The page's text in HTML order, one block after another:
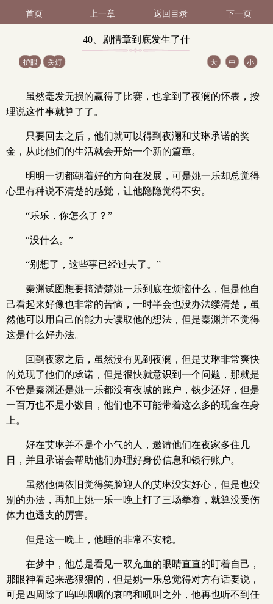
首页 上一章 返回目录 下一页
40、剧情章到底发生了什
奇怪了吧（1 / 2）
护眼 关灯 大 中 小
虽然毫发无损的赢得了比赛，也拿到了夜澜的怀表，按
理说这件事就算了了。
只要回去之后，他们就可以得到夜澜和艾琳承诺的奖
金，从此他们的生活就会开始一个新的篇章。
明明一切都朝着好的方向在发展，可是姚一乐却总觉得
心里有种说不清楚的感觉，让他隐隐觉得不安。
“乐乐，你怎么了？”
“没什么。”
“别想了，这些事已经过去了。”
秦渊试图想要搞清楚姚一乐到底在烦恼什么，但是他自
己看起来好像也非常的苦恼，一时半会也没办法缕清楚，虽
然他可以用自己的能力去读取他的想法，但是秦渊并不觉得
这是什么好办法。
回到夜家之后，虽然没有见到夜澜，但是艾琳非常爽快
的兑现了他们的承诺，但是很快就意识到一个问题，那就是
不管是秦渊还是姚一乐都没有夜城的账户，钱少还好，但是
一百万也不是小数目，他们也不可能带着这么多的现金在身
上。
好在艾琳并不是个小气的人，邀请他们在夜家多住几
日，并且承诺会帮助他们办理好身份信息和银行账户。
虽然他俩依旧觉得笑脸迎人的艾琳没安好心，但是也没
别的办法，再加上姚一乐一晚上打了三场拳赛，就算没受伤
体力也透支的厉害。
但是这一晚上，他睡的非常不安稳。
在梦中，他总是看见一双充血的眼睛直直的盯着自己，
那眼神看起来恶狠狠的，但是姚一乐总觉得对方有话要说，
可是四周除了呜呜咽咽的哀鸣和吼叫之外，他再也听不到任